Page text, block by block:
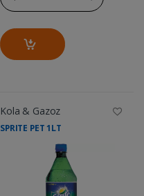
Kola & Gazoz
SPRITE PET 1LT